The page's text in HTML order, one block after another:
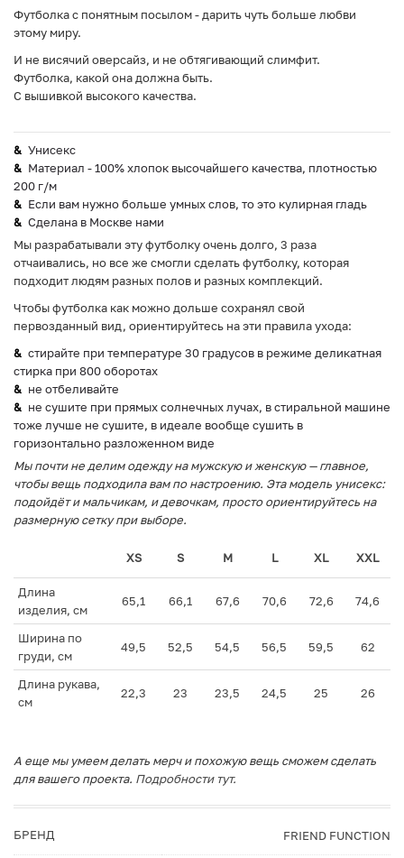
Футболка с понятным посылом - дарить чуть больше любви
этому миру.
И не висячий оверсайз, и не обтягивающий слимфит.
Футболка, какой она должна быть.
С вышивкой высокого качества.
Унисекс
Материал - 100% хлопок высочайшего качества, плотностью
200 г/м
Если вам нужно больше умных слов, то это кулирная гладь
Сделана в Москве нами
Мы разрабатывали эту футболку очень долго, 3 раза
отчаивались, но все же смогли сделать футболку, которая
подходит людям разных полов и разных комплекций.
Чтобы футболка как можно дольше сохранял свой
первозданный вид, ориентируйтесь на эти правила ухода:
стирайте при температуре 30 градусов в режиме деликатная
стирка при 800 оборотах
не отбеливайте
не сушите при прямых солнечных лучах, в стиральной машине
тоже лучше не сушите, в идеале вообще сушить в
горизонтально разложенном виде
Мы почти не делим одежду на мужскую и женскую — главное,
чтобы вещь подходила вам по настроению. Эта модель унисекс:
подойдёт и мальчикам, и девочкам, просто ориентируйтесь на
размерную сетку при выборе.
XS S M L XL XXL
Длина
изделия, см
65,1 66,1 67,6 70,6 72,6 74,6
Ширина по
груди, см
49,5 52,5 54,5 56,5 59,5 62
Длина рукава,
см
22,3 23 23,5 24,5 25 26
А еще мы умеем делать мерч и похожую вещь сможем сделать
для вашего проекта. Подробности тут.
БРЕНД FRIEND FUNCTION